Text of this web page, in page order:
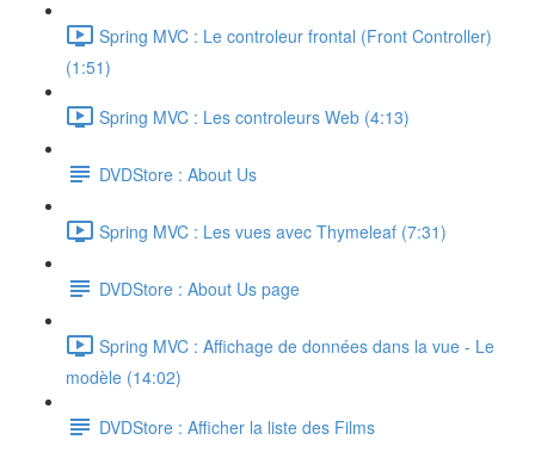
Spring MVC : Le controleur frontal (Front Controller)
(1:51)
Spring MVC : Les controleurs Web (4:13)
DVDStore : About Us
Spring MVC : Les vues avec Thymeleaf (7:31)
DVDStore : About Us page
Spring MVC : Affichage de données dans la vue - Le
modèle (14:02)
DVDStore : Afficher la liste des Films